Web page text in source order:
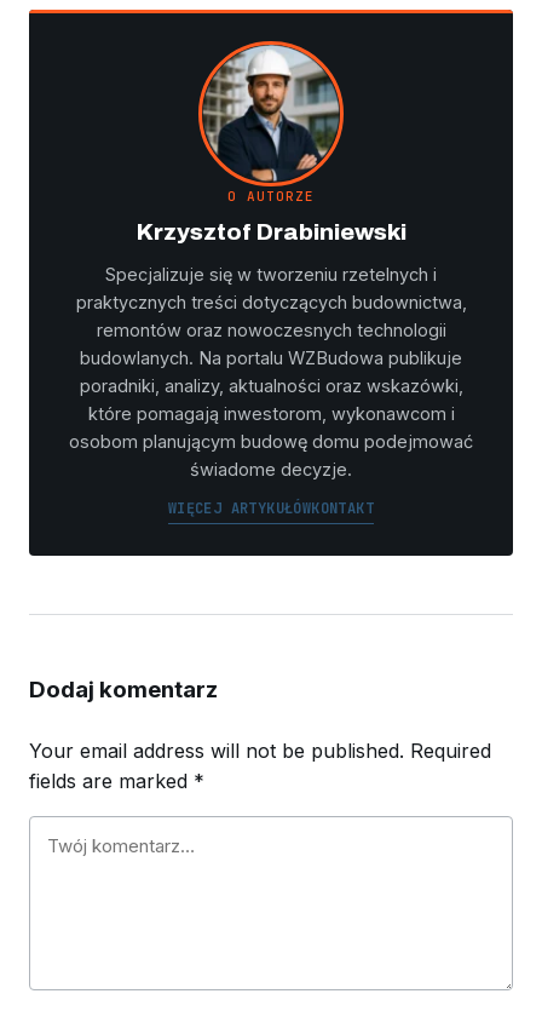
O AUTORZE
Krzysztof Drabiniewski
Specjalizuje się w tworzeniu rzetelnych i
praktycznych treści dotyczących budownictwa,
remontów oraz nowoczesnych technologii
budowlanych. Na portalu WZBudowa publikuje
poradniki, analizy, aktualności oraz wskazówki,
które pomagają inwestorom, wykonawcom i
osobom planującym budowę domu podejmować
świadome decyzje.
WIĘCEJ ARTYKUŁÓWKONTAKT
Dodaj komentarz
Your email address will not be published. Required
fields are marked *